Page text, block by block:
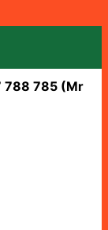
062 224 (Mr
788 785 (Mr